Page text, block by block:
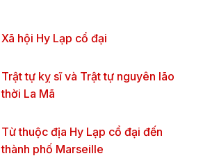
Xã hội Hy Lạp cổ đại
Trật tự kỵ sĩ và Trật tự nguyên lão
thời La Mã
Từ thuộc địa Hy Lạp cổ đại đến
thành phố Marseille